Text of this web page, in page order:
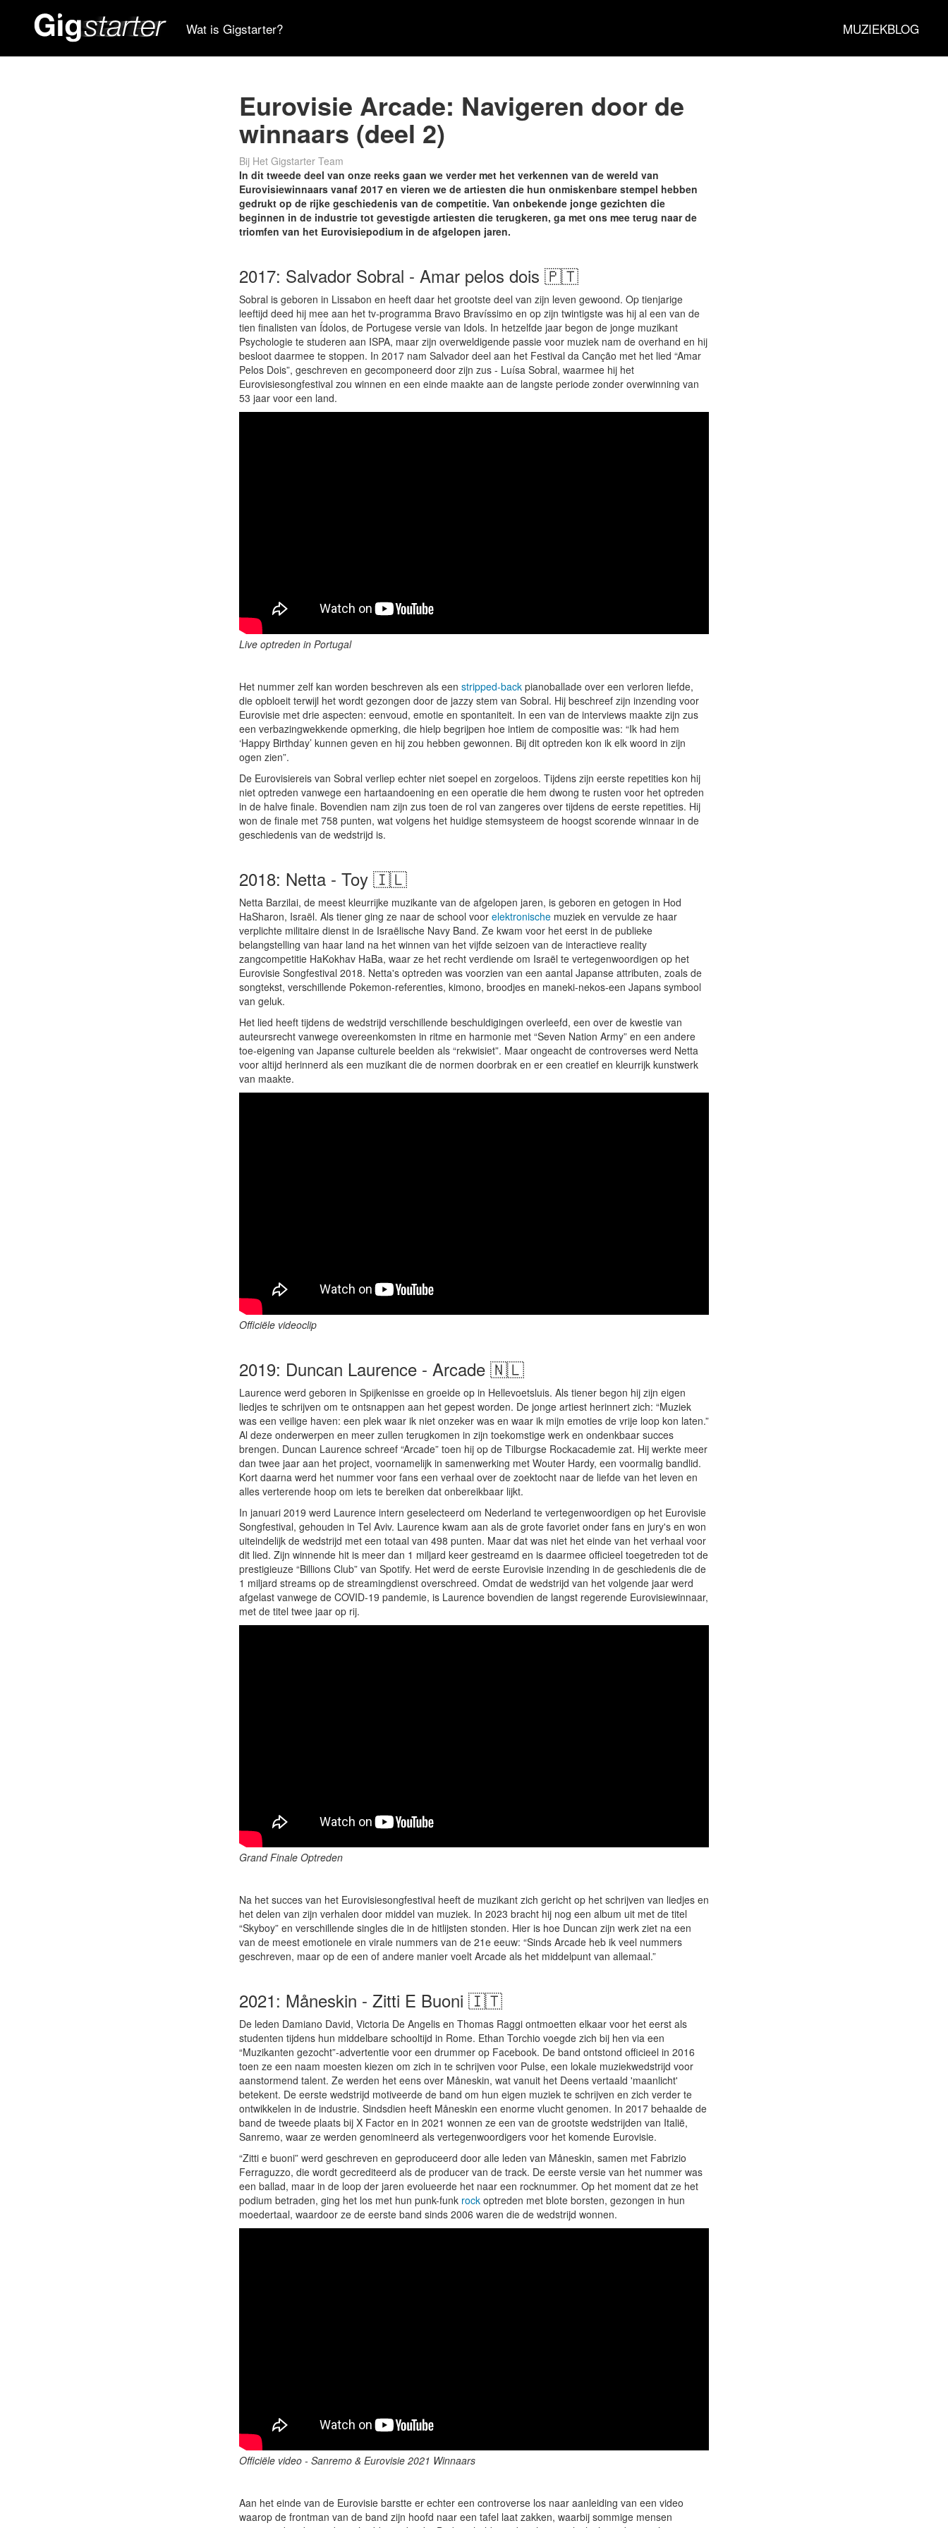
Wat is Gigstarter? MUZIEKBLOG
Eurovisie Arcade: Navigeren door de
winnaars (deel 2)
Bij Het Gigstarter Team
In dit tweede deel van onze reeks gaan we verder met het verkennen van de wereld van
Eurovisiewinnaars vanaf 2017 en vieren we de artiesten die hun onmiskenbare stempel hebben
gedrukt op de rijke geschiedenis van de competitie. Van onbekende jonge gezichten die
beginnen in de industrie tot gevestigde artiesten die terugkeren, ga met ons mee terug naar de
triomfen van het Eurovisiepodium in de afgelopen jaren.
2017: Salvador Sobral - Amar pelos dois 🇵🇹
Sobral is geboren in Lissabon en heeft daar het grootste deel van zijn leven gewoond. Op tienjarige
leeftijd deed hij mee aan het tv-programma Bravo Bravíssimo en op zijn twintigste was hij al een van de
tien finalisten van Ídolos, de Portugese versie van Idols. In hetzelfde jaar begon de jonge muzikant
Psychologie te studeren aan ISPA, maar zijn overweldigende passie voor muziek nam de overhand en hij
besloot daarmee te stoppen. In 2017 nam Salvador deel aan het Festival da Canção met het lied “Amar
Pelos Dois”, geschreven en gecomponeerd door zijn zus - Luísa Sobral, waarmee hij het
Eurovisiesongfestival zou winnen en een einde maakte aan de langste periode zonder overwinning van
53 jaar voor een land.
Live optreden in Portugal
Het nummer zelf kan worden beschreven als een stripped-back pianoballade over een verloren liefde,
die opbloeit terwijl het wordt gezongen door de jazzy stem van Sobral. Hij beschreef zijn inzending voor
Eurovisie met drie aspecten: eenvoud, emotie en spontaniteit. In een van de interviews maakte zijn zus
een verbazingwekkende opmerking, die hielp begrijpen hoe intiem de compositie was: “Ik had hem
‘Happy Birthday’ kunnen geven en hij zou hebben gewonnen. Bij dit optreden kon ik elk woord in zijn
ogen zien”.
De Eurovisiereis van Sobral verliep echter niet soepel en zorgeloos. Tijdens zijn eerste repetities kon hij
niet optreden vanwege een hartaandoening en een operatie die hem dwong te rusten voor het optreden
in de halve finale. Bovendien nam zijn zus toen de rol van zangeres over tijdens de eerste repetities. Hij
won de finale met 758 punten, wat volgens het huidige stemsysteem de hoogst scorende winnaar in de
geschiedenis van de wedstrijd is.
2018: Netta - Toy 🇮🇱
Netta Barzilai, de meest kleurrijke muzikante van de afgelopen jaren, is geboren en getogen in Hod
HaSharon, Israël. Als tiener ging ze naar de school voor elektronische muziek en vervulde ze haar
verplichte militaire dienst in de Israëlische Navy Band. Ze kwam voor het eerst in de publieke
belangstelling van haar land na het winnen van het vijfde seizoen van de interactieve reality
zangcompetitie HaKokhav HaBa, waar ze het recht verdiende om Israël te vertegenwoordigen op het
Eurovisie Songfestival 2018. Netta's optreden was voorzien van een aantal Japanse attributen, zoals de
songtekst, verschillende Pokemon-referenties, kimono, broodjes en maneki-nekos-een Japans symbool
van geluk.
Het lied heeft tijdens de wedstrijd verschillende beschuldigingen overleefd, een over de kwestie van
auteursrecht vanwege overeenkomsten in ritme en harmonie met “Seven Nation Army” en een andere
toe-eigening van Japanse culturele beelden als “rekwisiet”. Maar ongeacht de controverses werd Netta
voor altijd herinnerd als een muzikant die de normen doorbrak en er een creatief en kleurrijk kunstwerk
van maakte.
Officiële videoclip
2019: Duncan Laurence - Arcade 🇳🇱
Laurence werd geboren in Spijkenisse en groeide op in Hellevoetsluis. Als tiener begon hij zijn eigen
liedjes te schrijven om te ontsnappen aan het gepest worden. De jonge artiest herinnert zich: “Muziek
was een veilige haven: een plek waar ik niet onzeker was en waar ik mijn emoties de vrije loop kon laten.”
Al deze onderwerpen en meer zullen terugkomen in zijn toekomstige werk en ondenkbaar succes
brengen. Duncan Laurence schreef “Arcade” toen hij op de Tilburgse Rockacademie zat. Hij werkte meer
dan twee jaar aan het project, voornamelijk in samenwerking met Wouter Hardy, een voormalig bandlid.
Kort daarna werd het nummer voor fans een verhaal over de zoektocht naar de liefde van het leven en
alles verterende hoop om iets te bereiken dat onbereikbaar lijkt.
In januari 2019 werd Laurence intern geselecteerd om Nederland te vertegenwoordigen op het Eurovisie
Songfestival, gehouden in Tel Aviv. Laurence kwam aan als de grote favoriet onder fans en jury's en won
uiteindelijk de wedstrijd met een totaal van 498 punten. Maar dat was niet het einde van het verhaal voor
dit lied. Zijn winnende hit is meer dan 1 miljard keer gestreamd en is daarmee officieel toegetreden tot de
prestigieuze “Billions Club” van Spotify. Het werd de eerste Eurovisie inzending in de geschiedenis die de
1 miljard streams op de streamingdienst overschreed. Omdat de wedstrijd van het volgende jaar werd
afgelast vanwege de COVID-19 pandemie, is Laurence bovendien de langst regerende Eurovisiewinnaar,
met de titel twee jaar op rij.
Grand Finale Optreden
Na het succes van het Eurovisiesongfestival heeft de muzikant zich gericht op het schrijven van liedjes en
het delen van zijn verhalen door middel van muziek. In 2023 bracht hij nog een album uit met de titel
“Skyboy” en verschillende singles die in de hitlijsten stonden. Hier is hoe Duncan zijn werk ziet na een
van de meest emotionele en virale nummers van de 21e eeuw: “Sinds Arcade heb ik veel nummers
geschreven, maar op de een of andere manier voelt Arcade als het middelpunt van allemaal.”
2021: Måneskin - Zitti E Buoni 🇮🇹
De leden Damiano David, Victoria De Angelis en Thomas Raggi ontmoetten elkaar voor het eerst als
studenten tijdens hun middelbare schooltijd in Rome. Ethan Torchio voegde zich bij hen via een
“Muzikanten gezocht”-advertentie voor een drummer op Facebook. De band ontstond officieel in 2016
toen ze een naam moesten kiezen om zich in te schrijven voor Pulse, een lokale muziekwedstrijd voor
aanstormend talent. Ze werden het eens over Måneskin, wat vanuit het Deens vertaald 'maanlicht'
betekent. De eerste wedstrijd motiveerde de band om hun eigen muziek te schrijven en zich verder te
ontwikkelen in de industrie. Sindsdien heeft Måneskin een enorme vlucht genomen. In 2017 behaalde de
band de tweede plaats bij X Factor en in 2021 wonnen ze een van de grootste wedstrijden van Italië,
Sanremo, waar ze werden genomineerd als vertegenwoordigers voor het komende Eurovisie.
“Zitti e buoni” werd geschreven en geproduceerd door alle leden van Måneskin, samen met Fabrizio
Ferraguzzo, die wordt gecrediteerd als de producer van de track. De eerste versie van het nummer was
een ballad, maar in de loop der jaren evolueerde het naar een rocknummer. Op het moment dat ze het
podium betraden, ging het los met hun punk-funk rock optreden met blote borsten, gezongen in hun
moedertaal, waardoor ze de eerste band sinds 2006 waren die de wedstrijd wonnen.
Officiële video - Sanremo & Eurovisie 2021 Winnaars
Aan het einde van de Eurovisie barstte er echter een controverse los naar aanleiding van een video
waarop de frontman van de band zijn hoofd naar een tafel laat zakken, waarbij sommige mensen